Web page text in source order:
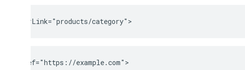
<a routerLink="products/category">
<span href="https://example.com">